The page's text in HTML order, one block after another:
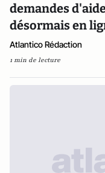
demandes
désormais en
Atlantico Rédaction
1 min de lecture